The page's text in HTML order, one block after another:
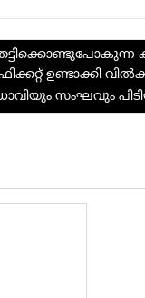
ഉണ്ടാക്കി
സംഘവും